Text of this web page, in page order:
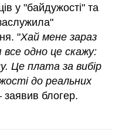
у "байдужості" та
"Хай мене зараз
одно це скажу:
Це плата за вибір
до реальних
блогер.